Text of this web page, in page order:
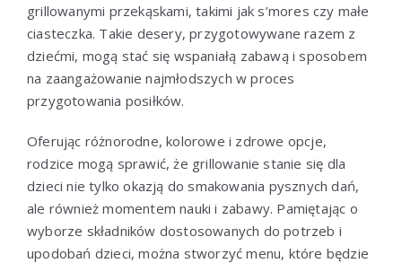
grillowanymi przekąskami, takimi jak s’mores czy małe
ciasteczka. Takie desery, przygotowywane razem z
dziećmi, mogą stać się wspaniałą zabawą i sposobem
na zaangażowanie najmłodszych w proces
przygotowania posiłków.
Oferując różnorodne, kolorowe i zdrowe opcje,
rodzice mogą sprawić, że grillowanie stanie się dla
dzieci nie tylko okazją do smakowania pysznych dań,
ale również momentem nauki i zabawy. Pamiętając o
wyborze składników dostosowanych do potrzeb i
upodobań dzieci, można stworzyć menu, które będzie